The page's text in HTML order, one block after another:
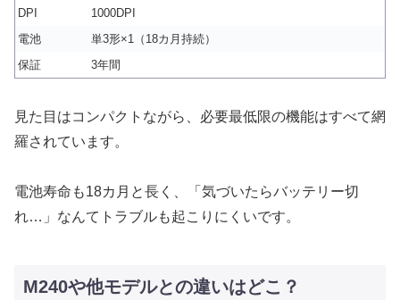
DPI
1000DPI
電池
単3形×1（18カ月持続）
保証
3年間
見た目はコンパクトながら、必要最低限の機能はすべて網
羅されています。
電池寿命も18カ月と長く、「気づいたらバッテリー切
れ…」なんてトラブルも起こりにくいです。
M240や他モデルとの違いはどこ？